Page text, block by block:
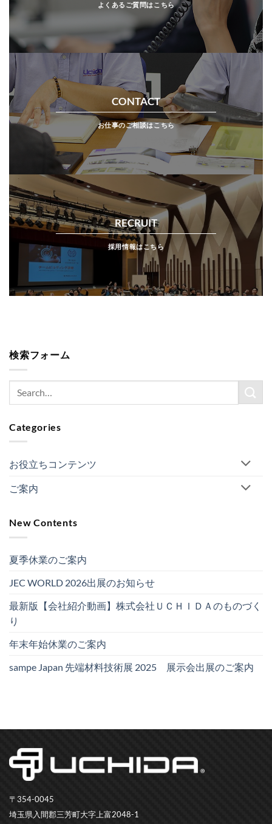
よくあるご質問はこちら
CONTACT
お仕事のご相談はこちら
RECRUIT
採用情報はこちら
検索フォーム
Categories
お役立ちコンテンツ
ご案内
New Contents
夏季休業のご案内
JEC WORLD 2026出展のお知らせ
最新版【会社紹介動画】株式会社ＵＣＨＩＤＡのものづく
り
年末年始休業のご案内
sampe Japan 先端材料技術展 2025 展示会出展のご案内
〒354-0045
埼玉県入間郡三芳町大字上富2048-1